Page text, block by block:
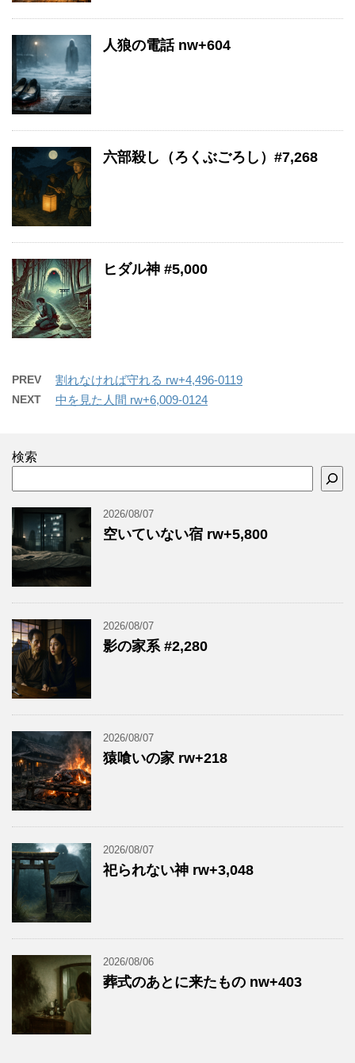
人狼の電話 nw+604
六部殺し（ろくぶごろし）#7,268
ヒダル神 #5,000
PREV 割れなければ守れる rw+4,496-0119
NEXT 中を見た人間 rw+6,009-0124
検索
2026/08/07
空いていない宿 rw+5,800
2026/08/07
影の家系 #2,280
2026/08/07
猿喰いの家 rw+218
2026/08/07
祀られない神 rw+3,048
2026/08/06
葬式のあとに来たもの nw+403